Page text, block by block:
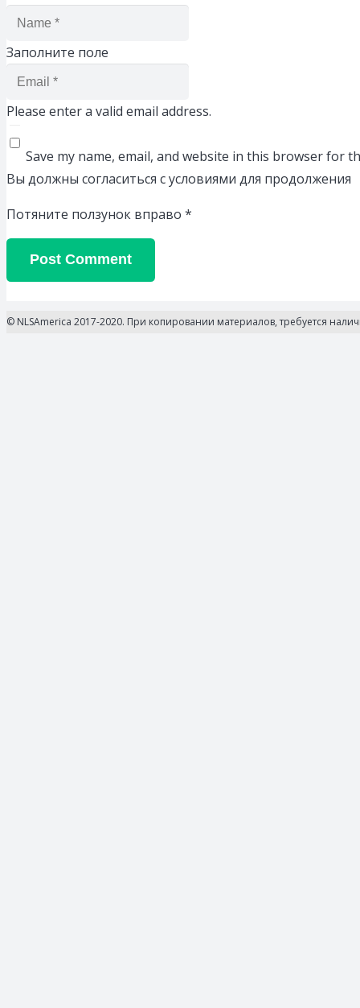
Заполните поле
Please enter a valid email address.
Save my name, email, and website in this browser for
Вы должны согласиться с условиями для продолжения
Потяните ползунок вправо *
Post Comment
© NLSAmerica 2017-2020. При копировании материалов, требуется